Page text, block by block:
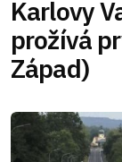
Karlovy
prožívá
Západ)